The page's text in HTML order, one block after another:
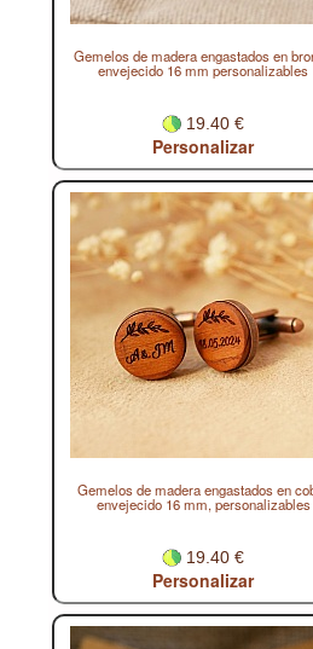
Gemelos de madera engastados en
envejecido 16 mm personalizables
19.40 €
Personalizar
Gemelos de madera engastados en
envejecido 16 mm, personalizables
19.40 €
Personalizar